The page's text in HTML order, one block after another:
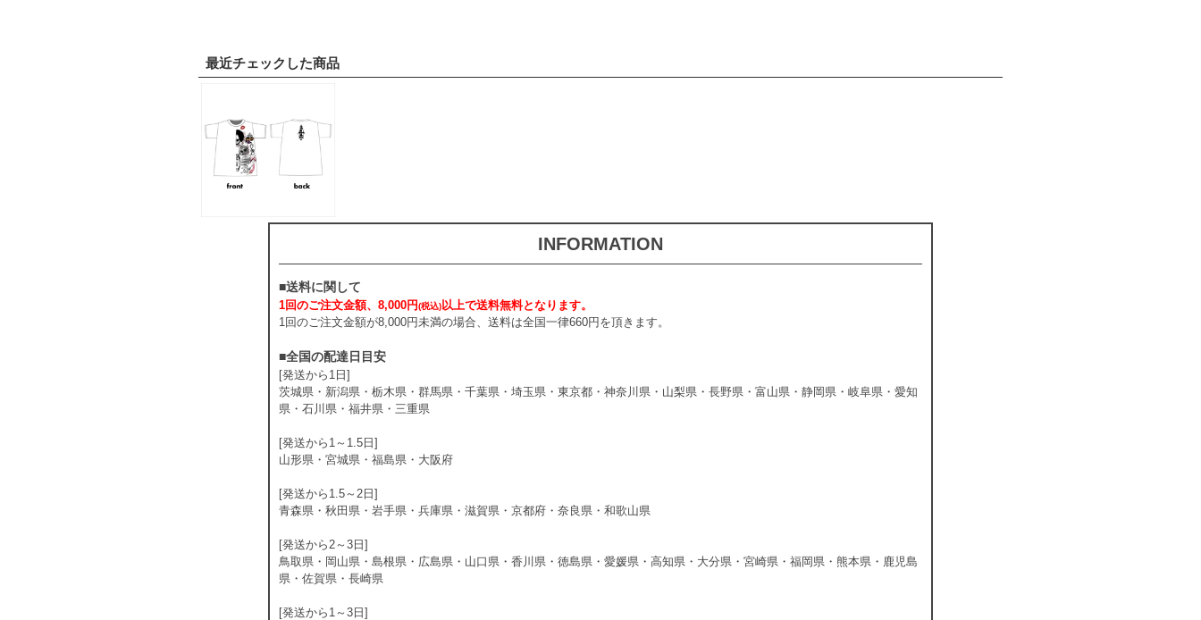
最近チェックした商品
INFORMATION
■送料に関して
1回のご注文金額、8,000円(税込)以上で送料無料となります。
1回のご注文金額が8,000円未満の場合、送料は全国一律660円を頂きます。
■全国の配達日目安
[発送から1日]
茨城県・新潟県・栃木県・群馬県・千葉県・埼玉県・東京都・神奈川県・山梨県・長野県・富山県・静岡県・岐阜県・愛知
県・石川県・福井県・三重県
[発送から1～1.5日]
山形県・宮城県・福島県・大阪府
[発送から1.5～2日]
青森県・秋田県・岩手県・兵庫県・滋賀県・京都府・奈良県・和歌山県
[発送から2～3日]
鳥取県・岡山県・島根県・広島県・山口県・香川県・徳島県・愛媛県・高知県・大分県・宮崎県・福岡県・熊本県・鹿児島
県・佐賀県・長崎県
[発送から1～3日]